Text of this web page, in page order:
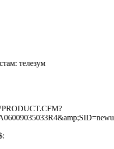
телезум